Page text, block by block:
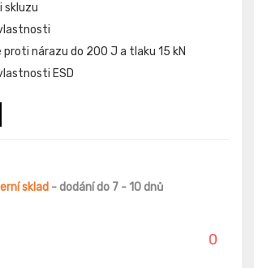
skluzu
proti nárazu do 200 J a tlaku 15 kN
ESD
sklad - dodání do 7 - 10 dnů
0